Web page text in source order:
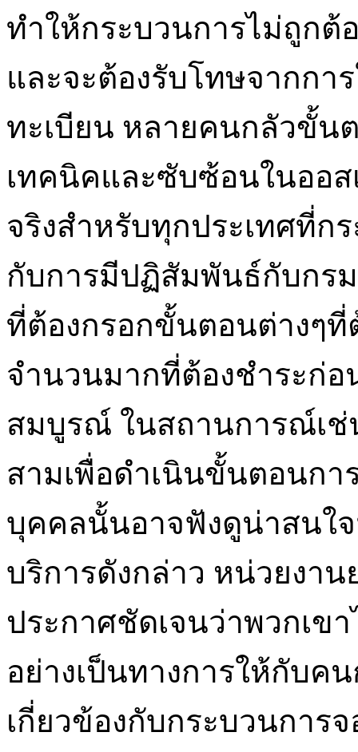
ทำให้กระบวนการไม่ถูกต้
และจะต้องรับโทษจากกา
ทะเบียน หลายคนกลัวขั้น
เทคนิคและซับซ้อนในออส
จริงสำหรับทุกประเทศที่ก
กับการมีปฏิสัมพันธ์กับกร
ที่ต้องกรอกขั้นตอนต่างๆ
จำนวนมากที่ต้องชำระก่อ
สมบูรณ์ ในสถานการณ์เช่
สามเพื่อดำเนินขั้นตอนกา
บุคคลนั้นอาจฟังดูน่าสนใ
บริการดังกล่าว หน่วยงา
ประกาศชัดเจนว่าพวกเข
อย่างเป็นทางการให้กับค
เกี่ยวข้องกับกระบวนการ